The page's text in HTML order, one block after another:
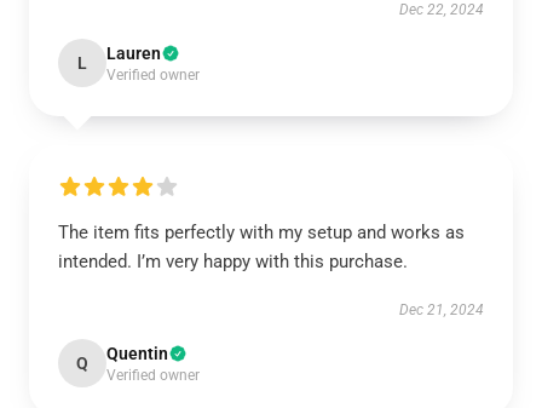
Dec 22, 2024
L Lauren
Verified owner
The item fits perfectly with my setup and works as
intended. I’m very happy with this purchase.
Dec 21, 2024
Q Quentin
Verified owner